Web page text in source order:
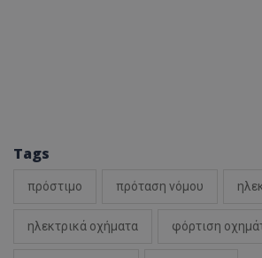
Tags
πρόστιμο πρόταση νόμου
ηλεκτρικά οχήματα φόρτιση